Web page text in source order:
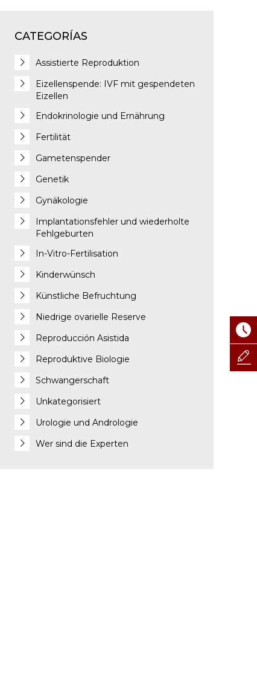
CATEGORÍAS
Assistierte Reproduktion
Eizellenspende: IVF mit gespendeten
Eizellen
Endokrinologie und Ernährung
Fertilität
Gametenspender
Genetik
Gynäkologie
Implantationsfehler und wiederholte
Fehlgeburten
In-Vitro-Fertilisation
Kinderwünsch
Künstliche Befruchtung
Niedrige ovarielle Reserve
Reproducción Asistida
Reproduktive Biologie
Schwangerschaft
Unkategorisiert
Urologie und Andrologie
Wer sind die Experten